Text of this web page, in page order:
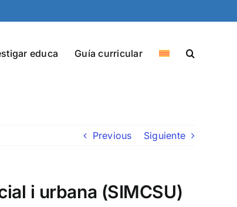
educa Guía curricular
Previous Siguiente
i urbana (SIMCSU)